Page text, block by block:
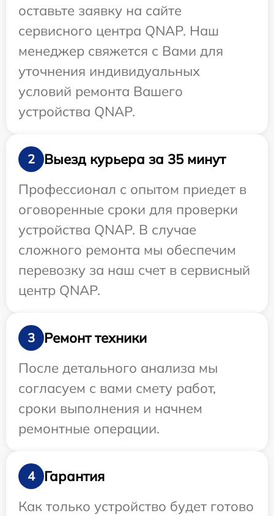
оставьте заявку на сайте
сервисного центра QNAP. Наш
менеджер свяжется с Вами для
уточнения индивидуальных
условий ремонта Вашего
устройства QNAP.
2
Выезд курьера за 35 минут
Профессионал с опытом приедет в
оговоренные сроки для проверки
устройства QNAP. В случае
сложного ремонта мы обеспечим
перевозку за наш счет в сервисный
центр QNAP.
3
Ремонт техники
После детального анализа мы
согласуем с вами смету работ,
сроки выполнения и начнем
ремонтные операции.
4
Гарантия
Как только устройство будет готово